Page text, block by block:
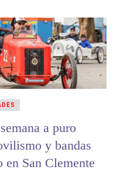
a puro
y bandas
en San Clemente